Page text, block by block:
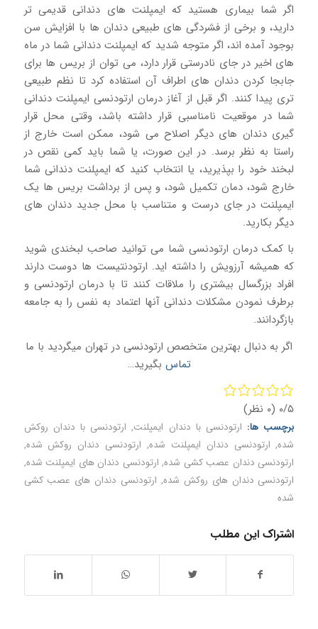
اگر شما بیماری هستید که ایمپلنت های دندانی قدیمی تر
دارید، و برخی از فشردگی های طبیعی دندان ها با افزایش سن
بوجود آمده اند، اگر متوجه شدید که ایمپلنت دندانی شما در ماه
های اخیر در جای نادرستی قرار دارد، می توان از بریس ها برای
جابجا کردن دندان های اطراف آن استفاده کرد تا نظم طبیعی
تری پیدا کنند. اگر قبل از آغاز درمان ارتودنسی ایمپلنت دندانی
شما در موقعیت نامناسبی قرار داشته باشد، وقتی محل قرار
گیری دندان های دیگر اصلاح می شود، ممکن است خارج از
راستا به نظر برسد. در این صورت، یا شما باید کمی نقص در
لبخند خود را بپذیرید، یا انتخاب کنید که ایمپلنت دندانی شما
خارج شود، دمان تکمیل شود، و پس از برداشت بریس ها یک
ایمپلنت در جای درست و متناسب با محل جدید دندان های
دیگر بکارید.
با کمک درمان ارتودنسی شما می توانید صاحب لبخندی شوید
که همیشه آرزویش را داشته اید. ارتودنتیست ها دوست دارند
افراد بزرگسال بیشتری را ملاقات کنند تا با درمان ارتودنسی و
برطرف نمودن مشکلات دندانی آنها اعتماد به نفس را به جامعه
بازگردانند.
اگر به دنبال بهترین متخصص ارتودنسی در تهران میگردید با ما
تماس بگیرید…
۰/۵ (۰ نظر)
برچسب ها: ارتودنسی با دندان ایمپلنت, ارتودنسی با دندان روکش
شده, ارتودنسی دندان ایمپلنت شده, ارتودنسی دندان روکش شده,
ارتودنسی دندان عصب کشی شده, ارتودنسی دندان های ایمپلنت شده,
ارتودنسی دندان های روکش شده, ارتودنسی دندان های عصب کشی
شده
اشتراک این مطلب